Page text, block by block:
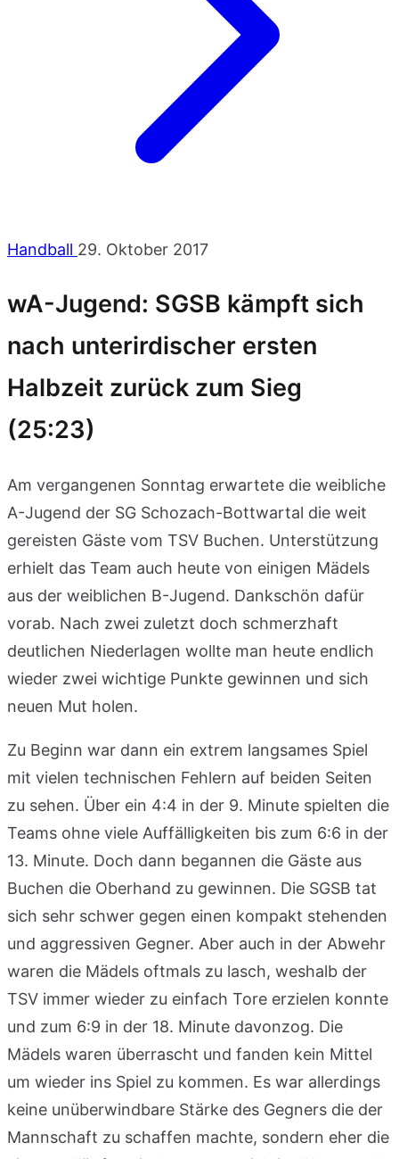
Handball 29. Oktober 2017
wA-Jugend: SGSB kämpft sich
nach unterirdischer ersten
Halbzeit zurück zum Sieg
(25:23)
Am vergangenen Sonntag erwartete die weibliche
A-Jugend der SG Schozach-Bottwartal die weit
gereisten Gäste vom TSV Buchen. Unterstützung
erhielt das Team auch heute von einigen Mädels
aus der weiblichen B-Jugend. Dankschön dafür
vorab. Nach zwei zuletzt doch schmerzhaft
deutlichen Niederlagen wollte man heute endlich
wieder zwei wichtige Punkte gewinnen und sich
neuen Mut holen.
Zu Beginn war dann ein extrem langsames Spiel
mit vielen technischen Fehlern auf beiden Seiten
zu sehen. Über ein 4:4 in der 9. Minute spielten die
Teams ohne viele Auffälligkeiten bis zum 6:6 in der
13. Minute. Doch dann begannen die Gäste aus
Buchen die Oberhand zu gewinnen. Die SGSB tat
sich sehr schwer gegen einen kompakt stehenden
und aggressiven Gegner. Aber auch in der Abwehr
waren die Mädels oftmals zu lasch, weshalb der
TSV immer wieder zu einfach Tore erzielen konnte
und zum 6:9 in der 18. Minute davonzog. Die
Mädels waren überrascht und fanden kein Mittel
um wieder ins Spiel zu kommen. Es war allerdings
keine unüberwindbare Stärke des Gegners die der
Mannschaft zu schaffen machte, sondern eher die